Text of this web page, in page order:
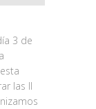
3 de
las II